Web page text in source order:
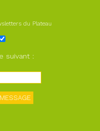
du Plateau
suivant :